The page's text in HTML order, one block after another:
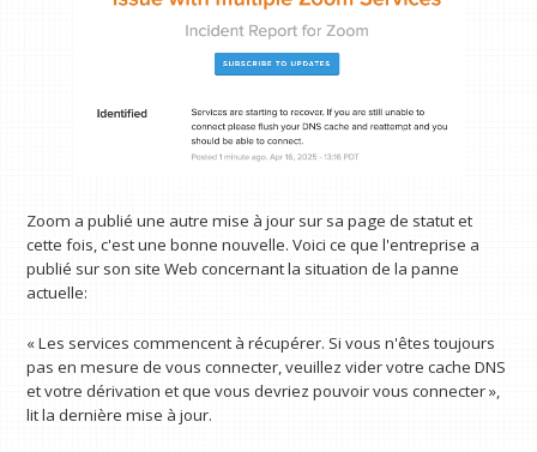
Zoom a publié une autre mise à jour sur sa page de statut et
cette fois, c'est une bonne nouvelle. Voici ce que l'entreprise a
publié sur son site Web concernant la situation de la panne
actuelle:
« Les services commencent à récupérer. Si vous n'êtes toujours
pas en mesure de vous connecter, veuillez vider votre cache DNS
et votre dérivation et que vous devriez pouvoir vous connecter »,
lit la dernière mise à jour.